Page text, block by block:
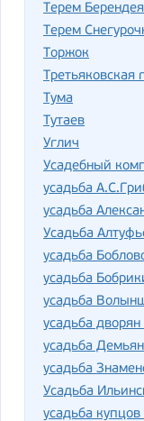
Терем Берендея
Терем
Торжок
Третьяковская
Тума
Тутаев
Углич
Усадебный
усадьба
усадьба
Усадьба
усадьба
усадьба
усадьба
усадьба
усадьба
усадьба
Усадьба
усадьба